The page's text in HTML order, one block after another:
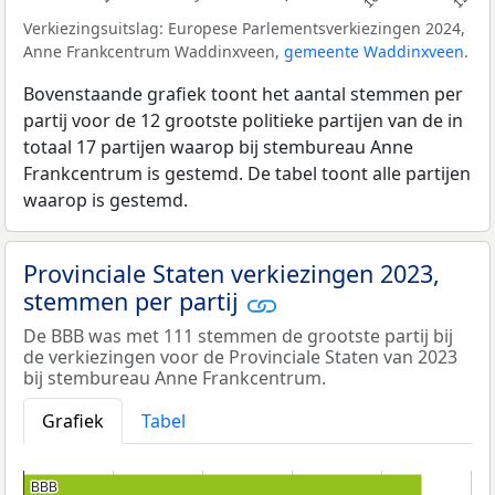
Verkiezingsuitslag: Europese Parlementsverkiezingen 2024,
Anne Frankcentrum Waddinxveen, gemeente Waddinxveen.
Bovenstaande grafiek toont het aantal stemmen per
partij voor de 12 grootste politieke partijen van de in
totaal 17 partijen waarop bij stembureau Anne
Frankcentrum is gestemd. De tabel toont alle partijen
waarop is gestemd.
Provinciale Staten verkiezingen 2023,
stemmen per partij
De BBB was met 111 stemmen de grootste partij bij
de verkiezingen voor de Provinciale Staten van 2023
bij stembureau Anne Frankcentrum.
Grafiek
Tabel
BBB
BBB